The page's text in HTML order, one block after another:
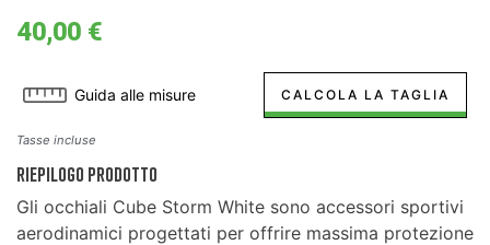
40,00 €
Guida alle misure CALCOLA LA TAGLIA
Tasse incluse
RIEPILOGO PRODOTTO
Gli occhiali Cube Storm White sono accessori sportivi
aerodinamici progettati per offrire massima protezione